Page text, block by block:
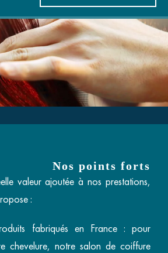
Nos points forts
valeur ajoutée à nos prestations,
:
fabriqués en France : pour
chevelure, notre salon de coiffure